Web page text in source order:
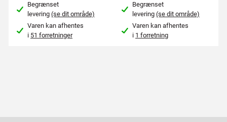
Begrænset
levering(se dit område)
Varen kan afhentes
i 51 forretninger
Begrænset
levering(se dit område)
Varen kan afhentes
i 1 forretning